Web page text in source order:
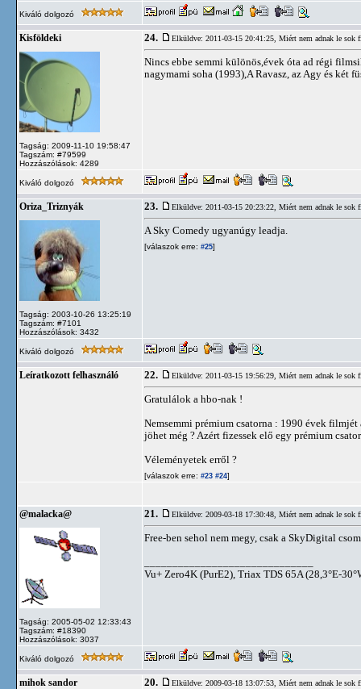
Kiváló dolgozó
Kisföldeki
Tagság: 2009-11-10 19:58:47
Tagszám: #79599
Hozzászólások: 4289
24. Elküldve: 2011-03-15 20:41:25, Miért nem adnak le sok
Nincs ebbe semmi különös,évek óta ad régi
nagymami soha (1993),A Ravasz, az Agy és két
Kiváló dolgozó
Oriza_Triznyák
Tagság: 2003-10-26 13:25:19
Tagszám: #7101
Hozzászólások: 3432
23. Elküldve: 2011-03-15 20:23:22, Miért nem adnak le sok
A Sky Comedy ugyanúgy leadja.
[válaszok erre: #25]
Kiváló dolgozó
Leíratkozott felhasználó 22. Elküldve: 2011-03-15 19:56:29, Miért nem adnak le sok
Gratulálok a hbo-nak !
Nemsemmi prémium csatorna : 1990 évek
jöhet még ? Azért fizessek elő egy prémium
Véleményetek erről ?
[válaszok erre: #23 #24]
@malacka@
Tagság: 2005-05-02 12:33:43
Tagszám: #18390
Hozzászólások: 3037
21. Elküldve: 2009-03-18 17:30:48, Miért nem adnak le sok
Free-ben sehol nem megy, csak a SkyDigital
Vu+ Zero4K (PurE2), Triax TDS 65A (28,3°E-
Kiváló dolgozó
mihok sandor 20. Elküldve: 2009-03-18 13:07:53, Miért nem adnak le sok